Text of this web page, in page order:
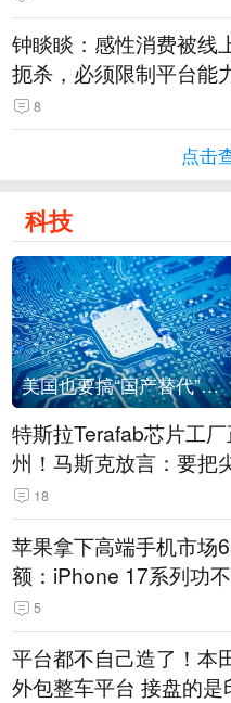
钟睒睒：感性消费被线
扼杀，必须限制平台能
8
点击
科技
美国也要搞“国产替代”？先算清三笔账
特斯拉Terafab芯片工
州！马斯克放言：要把
回美国
18
苹果拿下高端手机市场
额：iPhone 17系列功
5
平台都不自己造了！本
外包整车平台 接盘的是